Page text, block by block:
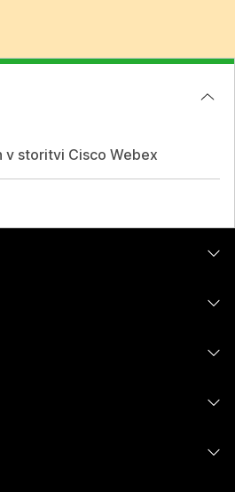
v storitvi Cisco Webex